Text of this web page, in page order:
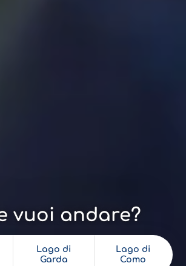
vuoi andare?
Lago di
Garda
Lago di
Como